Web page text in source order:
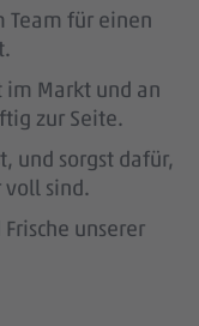
Team für einen
im Markt und an
zur Seite.
und sorgst dafür,
voll sind.
unserer